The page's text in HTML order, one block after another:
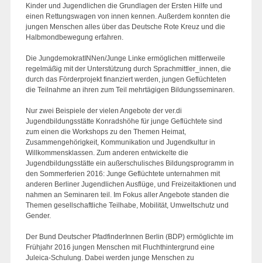
Kinder und Jugendlichen die Grundlagen der Ersten Hilfe und
einen Rettungswagen von innen kennen. Außerdem konnten die
jungen Menschen alles über das Deutsche Rote Kreuz und die
Halbmondbewegung erfahren.
Die JungdemokratINNen/Junge Linke ermöglichen mittlerweile
regelmäßig mit der Unterstützung durch Sprachmittler_innen, die
durch das Förderprojekt finanziert werden, jungen Geflüchteten
die Teilnahme an ihren zum Teil mehrtägigen Bildungsseminaren.
Nur zwei Beispiele der vielen Angebote der ver.di
Jugendbildungsstätte Konradshöhe für junge Geflüchtete sind
zum einen die Workshops zu den Themen Heimat,
Zusammengehörigkeit, Kommunikation und Jugendkultur in
Willkommensklassen. Zum anderen entwickelte die
Jugendbildungsstätte ein außerschulisches Bildungsprogramm in
den Sommerferien 2016: Junge Geflüchtete unternahmen mit
anderen Berliner Jugendlichen Ausflüge, und Freizeitaktionen und
nahmen an Seminaren teil. Im Fokus aller Angebote standen die
Themen gesellschaftliche Teilhabe, Mobilität, Umweltschutz und
Gender.
Der Bund Deutscher PfadfinderInnen Berlin (BDP) ermöglichte im
Frühjahr 2016 jungen Menschen mit Fluchthintergrund eine
Juleica-Schulung. Dabei werden junge Menschen zu